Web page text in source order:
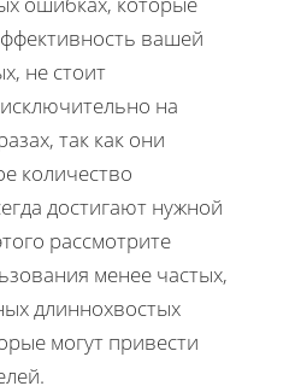
вашей
не стоит
на
так как они
количество
достигают нужной
рассмотрите
менее частых,
длиннохвостых
могут привести